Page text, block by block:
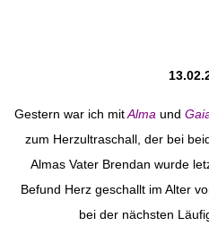
Gestern war ich mit Alma und
zum Herzultraschall, der bei
Almas Vater Brendan wurde
Befund Herz geschallt im Alter
bei der nächsten